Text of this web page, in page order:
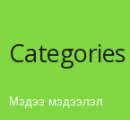
Categories
Мэдээ мэдээлэл